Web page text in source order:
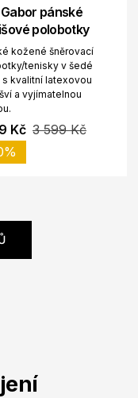
pánské
polobotky
kožené šněrovací
tenisky v šedé
s kvalitní latexovou
a vyjímatelnou
Kč 3 599 Kč